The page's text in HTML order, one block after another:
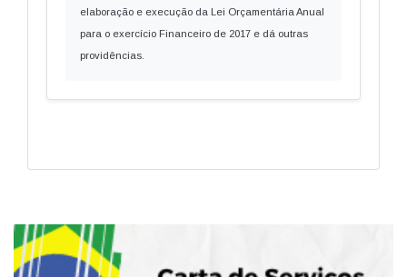
elaboração e execução da Lei Orçamentária Anual
para o exercício Financeiro de 2017 e dá outras
providências.